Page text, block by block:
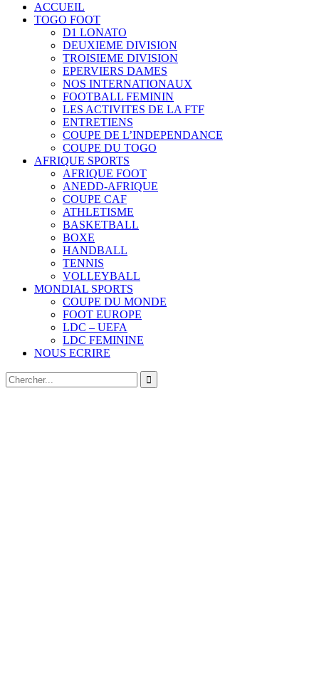
ACCUEIL
TOGO FOOT
D1 LONATO
DEUXIEME DIVISION
TROISIEME DIVISION
EPERVIERS DAMES
NOS INTERNATIONAUX
FOOTBALL FEMININ
LES ACTIVITES DE LA FTF
ENTRETIENS
COUPE DE L’INDEPENDANCE
COUPE DU TOGO
AFRIQUE SPORTS
AFRIQUE FOOT
ANEDD-AFRIQUE
COUPE CAF
ATHLETISME
BASKETBALL
BOXE
HANDBALL
TENNIS
VOLLEYBALL
MONDIAL SPORTS
COUPE DU MONDE
FOOT EUROPE
LDC – UEFA
LDC FEMININE
NOUS ECRIRE